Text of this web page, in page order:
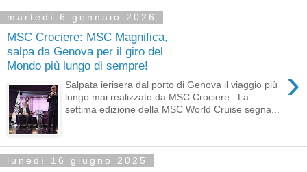
martedì 6 gennaio 2026
MSC Crociere: MSC Magnifica,
salpa da Genova per il giro del
Mondo più lungo di sempre!
›
Salpata ierisera dal porto di Genova il viaggio più
lungo mai realizzato da MSC Crociere . La
settima edizione della MSC World Cruise segna...
lunedì 16 giugno 2025